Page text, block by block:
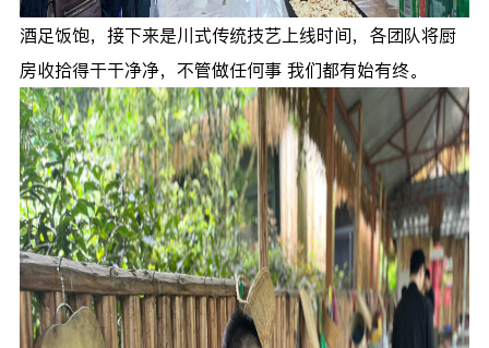
酒足饭饱，接下来是川式传统技艺上线时间，各团队将厨
房收拾得干干净净，不管做任何事 我们都有始有终。